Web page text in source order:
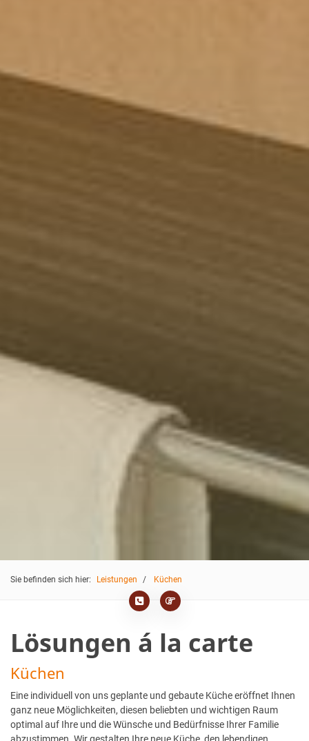
Sie befinden sich hier: Leistungen Küchen
Lösungen á la carte
Küchen
Eine individuell von uns geplante und gebaute Küche eröffnet Ihnen
ganz neue Möglichkeiten, diesen beliebten und wichtigen Raum
optimal auf Ihre und die Wünsche und Bedürfnisse Ihrer Familie